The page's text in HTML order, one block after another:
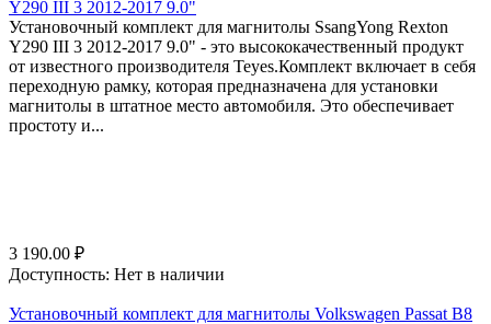
Y290 III 3 2012-2017 9.0"
Установочный комплект для магнитолы SsangYong Rexton
Y290 III 3 2012-2017 9.0" - это высококачественный продукт
от известного производителя Teyes.Комплект включает в себя
переходную рамку, которая предназначена для установки
магнитолы в штатное место автомобиля. Это обеспечивает
простоту и...
3 190.00 ₽
Доступность: Нет в наличии
Установочный комплект для магнитолы Volkswagen Passat B8